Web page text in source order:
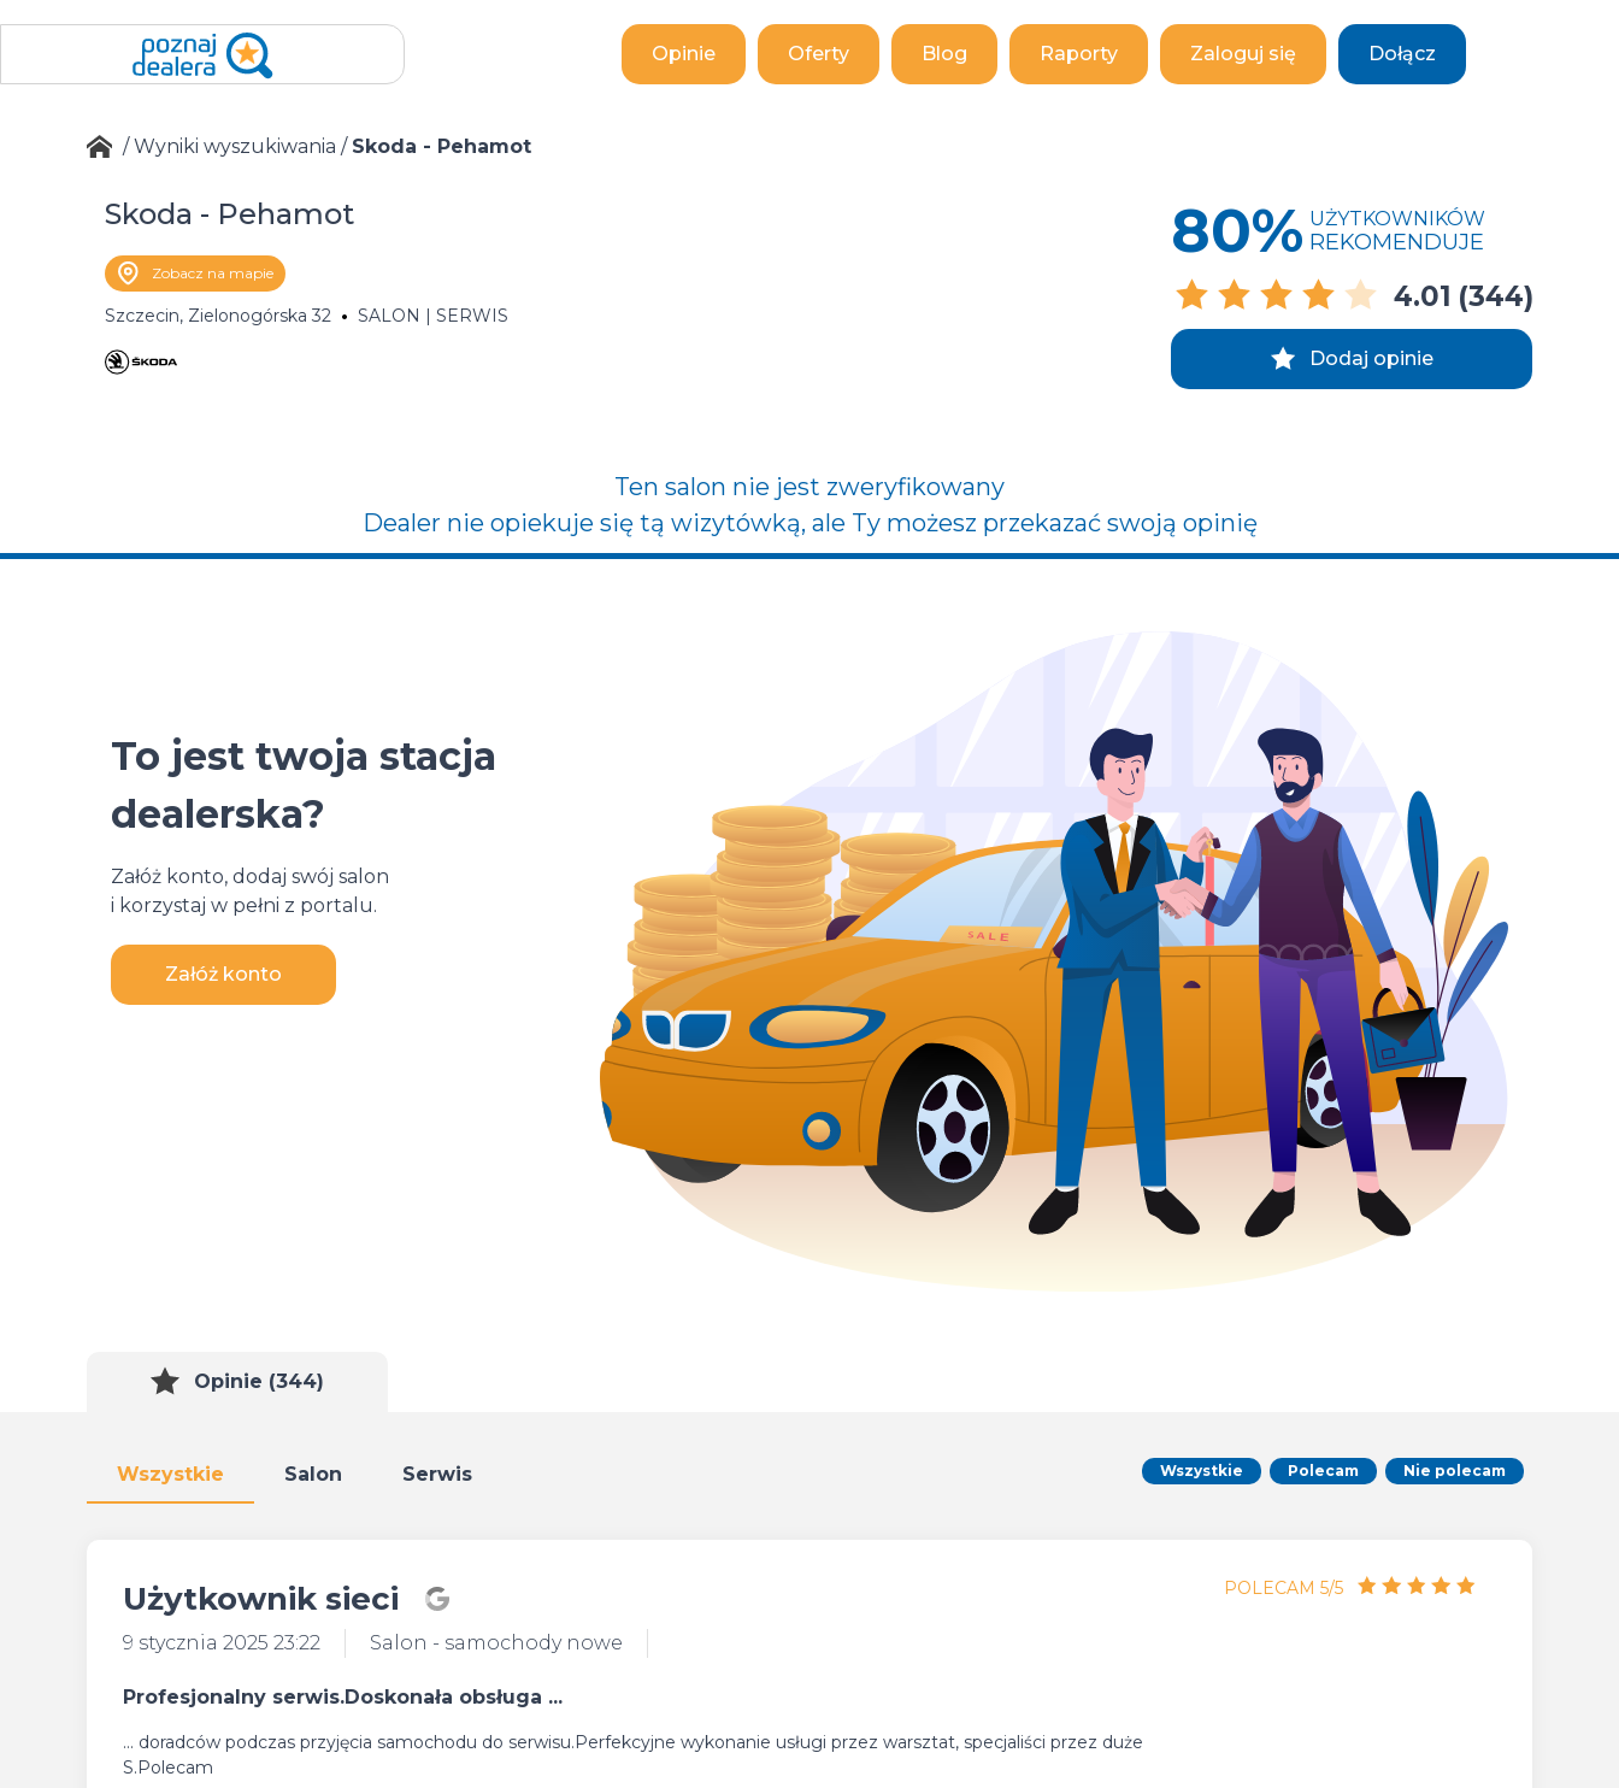
Opinie Oferty Blog Raporty Zaloguj się Dołącz
/Wyniki wyszukiwania / Skoda - Pehamot
Skoda - Pehamot
Zobacz na mapie
Szczecin, Zielonogórska 32 SALON | SERWIS
80% UŻYTKOWNIKÓW
REKOMENDUJE
4.01 (344)
Dodaj opinie
Ten salon nie jest zweryfikowany
Dealer nie opiekuje się tą wizytówką, ale Ty możesz przekazać swoją opinię
To jest twoja stacja
dealerska?
Załóż konto, dodaj swój salon
i korzystaj w pełni z portalu.
Załóż konto
Opinie (344)
Wszystkie Salon Serwis Wszystkie Polecam Nie polecam
Użytkownik sieci
9 stycznia 2025 23:22 Salon - samochody nowe
POLECAM 5/5
Profesjonalny serwis.Doskonała obsługa ...
... doradców podczas przyjęcia samochodu do serwisu.Perfekcyjne wykonanie usługi przez warsztat, specjaliści przez duże
S.Polecam